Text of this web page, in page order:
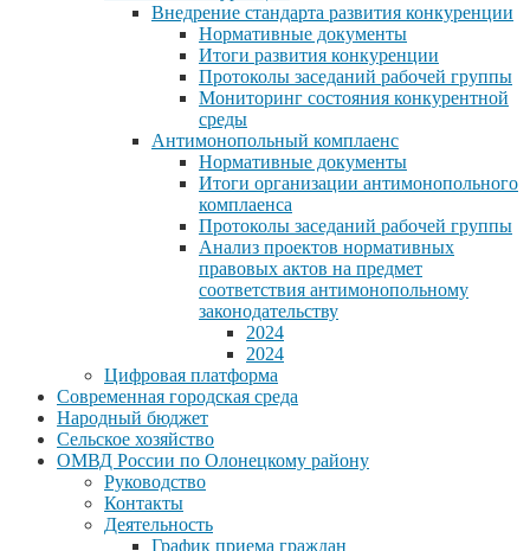
Внедрение стандарта развития конкуренции
Нормативные документы
Итоги развития конкуренции
Протоколы заседаний рабочей группы
Мониторинг состояния конкурентной
среды
Антимонопольный комплаенс
Нормативные документы
Итоги организации антимонопольного
комплаенса
Протоколы заседаний рабочей группы
Анализ проектов нормативных
правовых актов на предмет
соответствия антимонопольному
законодательству
2024
2024
Цифровая платформа
Современная городская среда
Народный бюджет
Сельское хозяйство
ОМВД России по Олонецкому району
Руководство
Контакты
Деятельность
График приема граждан